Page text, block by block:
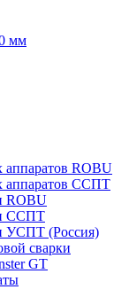
мм
аппаратов ROBU
аппаратов ССПТ
ROBU
ССПТ
УСПТ (Россия)
сварки
GT